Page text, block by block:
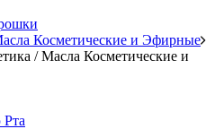
Косметические и Эфирные
/ Масла Косметические и
Рта